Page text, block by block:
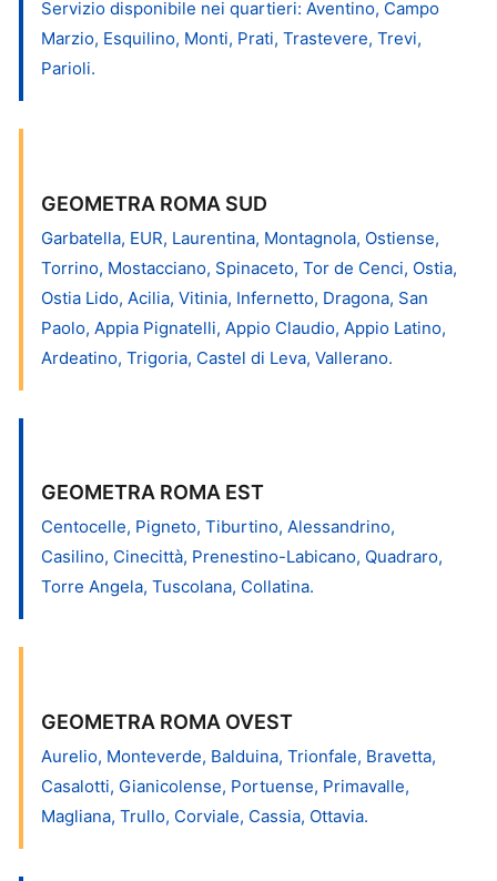
Servizio disponibile nei quartieri: Aventino, Campo
Marzio, Esquilino, Monti, Prati, Trastevere, Trevi,
Parioli.
GEOMETRA ROMA SUD
Garbatella, EUR, Laurentina, Montagnola, Ostiense,
Torrino, Mostacciano, Spinaceto, Tor de Cenci, Ostia,
Ostia Lido, Acilia, Vitinia, Infernetto, Dragona, San
Paolo, Appia Pignatelli, Appio Claudio, Appio Latino,
Ardeatino, Trigoria, Castel di Leva, Vallerano.
GEOMETRA ROMA EST
Centocelle, Pigneto, Tiburtino, Alessandrino,
Casilino, Cinecittà, Prenestino-Labicano, Quadraro,
Torre Angela, Tuscolana, Collatina.
GEOMETRA ROMA OVEST
Aurelio, Monteverde, Balduina, Trionfale, Bravetta,
Casalotti, Gianicolense, Portuense, Primavalle,
Magliana, Trullo, Corviale, Cassia, Ottavia.